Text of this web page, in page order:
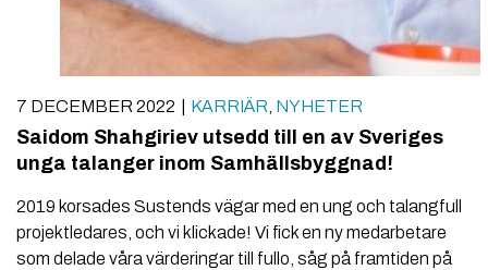
7 DECEMBER 2022 KARRIÄR NYHETER
Saidom Shahgiriev utsedd till en av Sveriges
unga talanger inom Samhällsbyggnad!
2019 korsades Sustends vägar med en ung och talangfull
projektledares, och vi klickade! Vi fick en ny medarbetare
som delade våra värderingar till fullo, såg på framtiden på